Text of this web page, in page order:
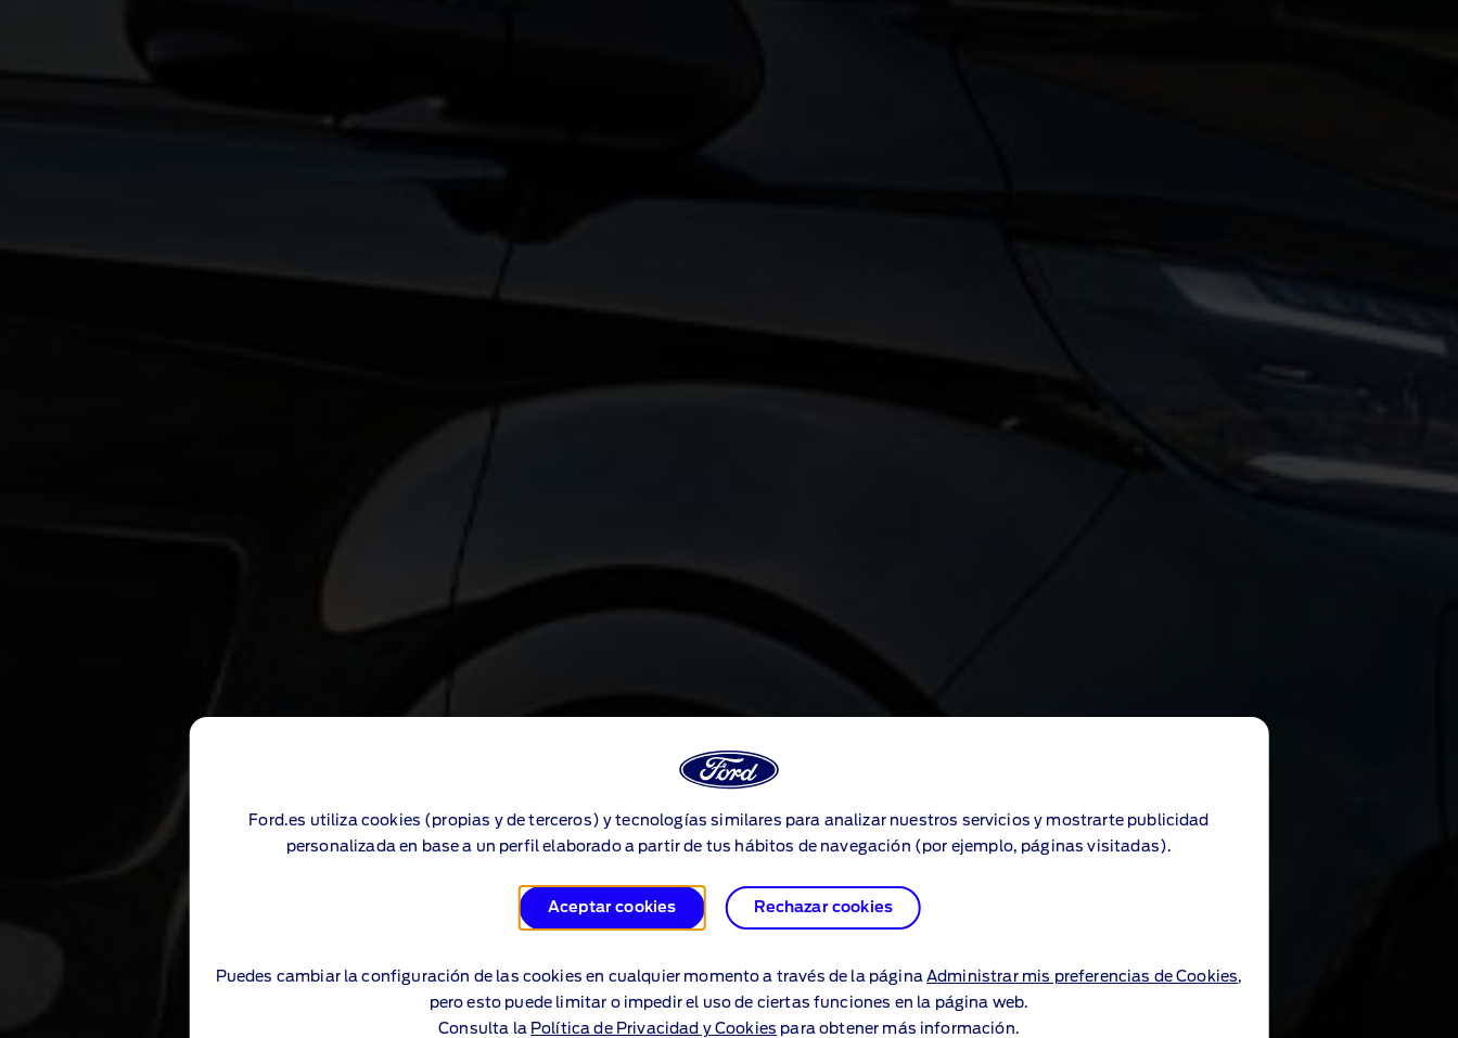
Ford.es utiliza cookies (propias y de terceros) y tecnologías similares para analizar nuestros servicios y mostrarte publicidad
personalizada en base a un perfil elaborado a partir de tus hábitos de navegación (por ejemplo, páginas visitadas).
Aceptar cookies Rechazar cookies
Puedes cambiar la configuración de las cookies en cualquier momento a través de la página Administrar mis preferencias de Cookies,
pero esto puede limitar o impedir el uso de ciertas funciones en la página web.
Consulta la Política de Privacidad y Cookies para obtener más información.